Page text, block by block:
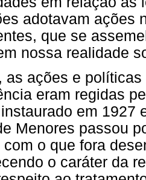
adotavam ações
que se
nossa realidade
as ações e
eram regidas
em 1927
Menores passou
com o que fora
o caráter da